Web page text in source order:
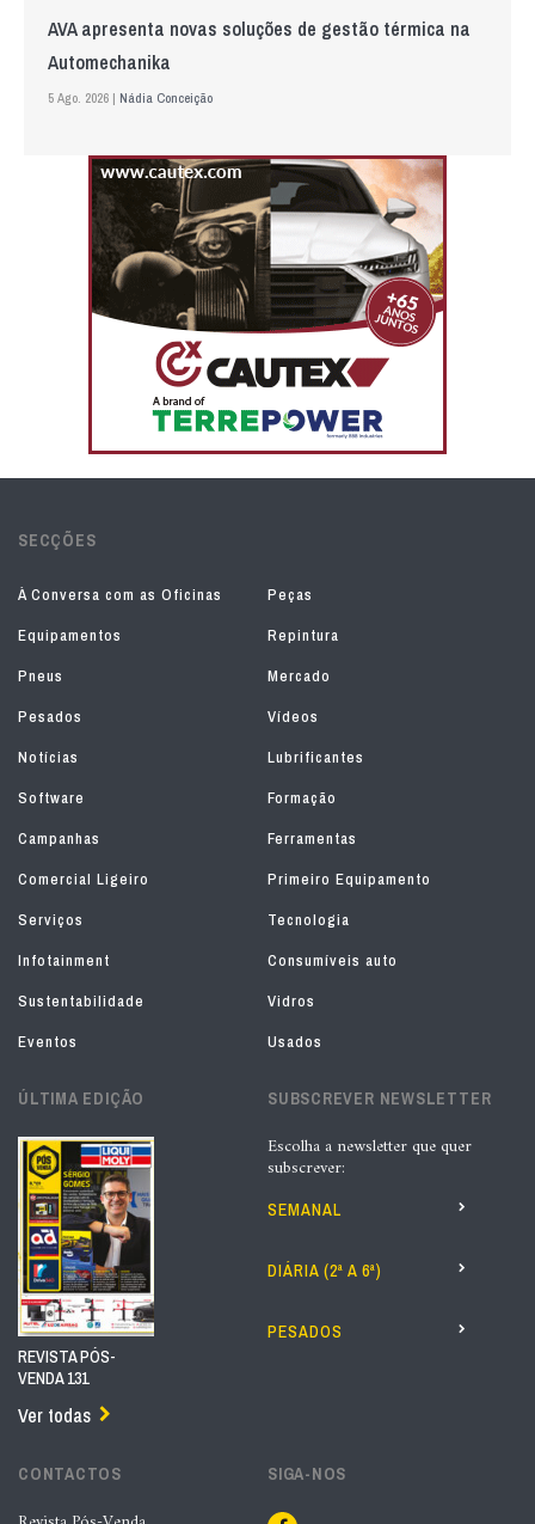
AVA apresenta novas soluções de gestão térmica na
Automechanika
5 Ago. 2026 | Nádia Conceição
SECÇÕES
À Conversa com as Oficinas
Peças
Equipamentos
Repintura
Pneus
Mercado
Pesados
Vídeos
Notícias
Lubrificantes
Software
Formação
Campanhas
Ferramentas
Comercial Ligeiro
Primeiro Equipamento
Serviços
Tecnologia
Infotainment
Consumíveis auto
Sustentabilidade
Vidros
Eventos
Usados
ÚLTIMA EDIÇÃO
REVISTA PÓS-
VENDA 131
Ver todas
SUBSCREVER NEWSLETTER
Escolha a newsletter que quer
subscrever:
SEMANAL
DIÁRIA (2ª A 6ª)
PESADOS
CONTACTOS SIGA-NOS